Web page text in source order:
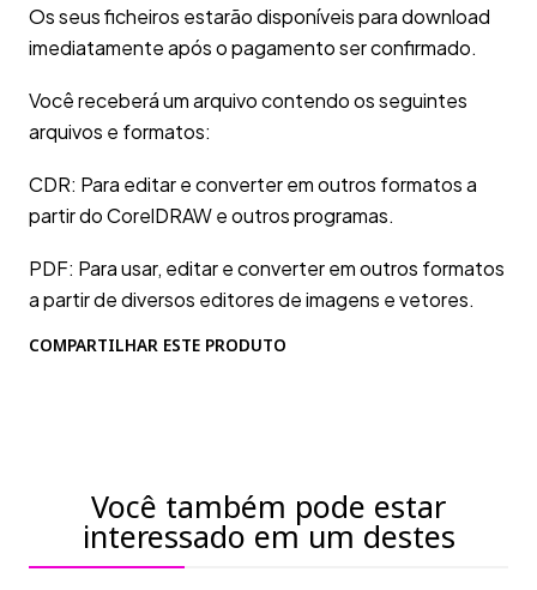
Os seus ficheiros estarão disponíveis para download
imediatamente após o pagamento ser confirmado.
Você receberá um arquivo contendo os seguintes
arquivos e formatos:
CDR: Para editar e converter em outros formatos a
partir do CorelDRAW e outros programas.
PDF: Para usar, editar e converter em outros formatos
a partir de diversos editores de imagens e vetores.
COMPARTILHAR ESTE PRODUTO
Você também pode estar
interessado em um destes